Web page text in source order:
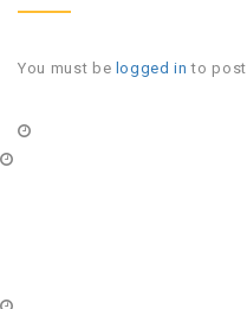
You must be logged in to post